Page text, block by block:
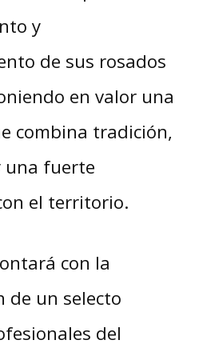
y
de sus rosados
en valor una
combina tradición,
una fuerte
el territorio.
con la
de un selecto
del